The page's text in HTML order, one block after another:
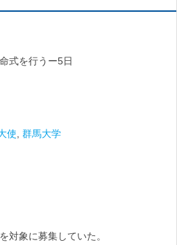
式を行うー5日
使 群馬大学
対象に募集していた。